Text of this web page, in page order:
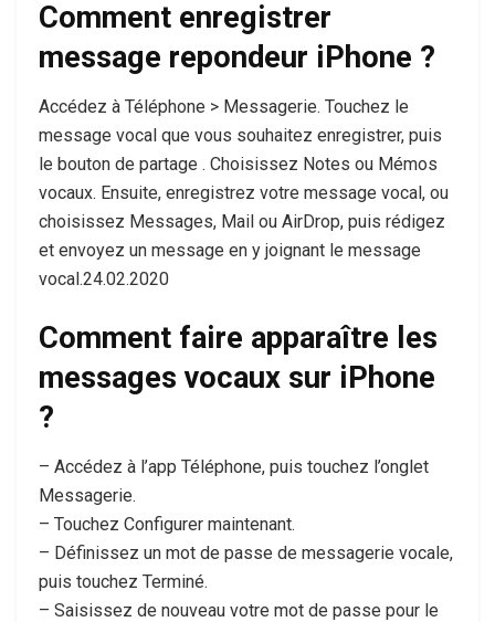
Comment enregistrer
message repondeur iPhone ?
Accédez à Téléphone > Messagerie. Touchez le
message vocal que vous souhaitez enregistrer, puis
le bouton de partage . Choisissez Notes ou Mémos
vocaux. Ensuite, enregistrez votre message vocal, ou
choisissez Messages, Mail ou AirDrop, puis rédigez
et envoyez un message en y joignant le message
vocal.24.02.2020
Comment faire apparaître les
messages vocaux sur iPhone
?
– Accédez à l’app Téléphone, puis touchez l’onglet
Messagerie.
– Touchez Configurer maintenant.
– Définissez un mot de passe de messagerie vocale,
puis touchez Terminé.
– Saisissez de nouveau votre mot de passe pour le